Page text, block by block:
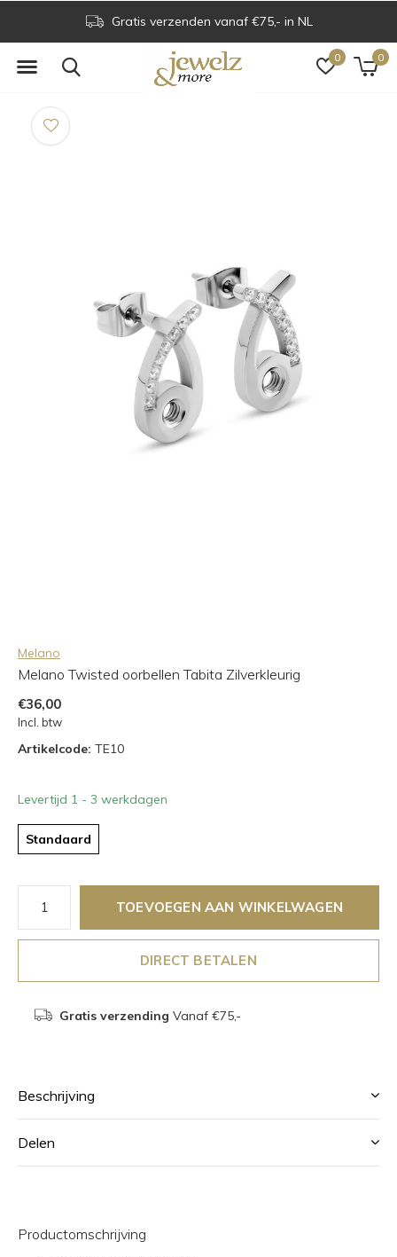
0 0
Gratis verzenden vanaf €75,- in NL
Melano
Melano Twisted oorbellen Tabita Zilverkleurig
€36,00
Incl. btw
Artikelcode: TE10
Levertijd 1 - 3 werkdagen
Standaard
TOEVOEGEN AAN WINKELWAGEN
DIRECT BETALEN
Gratis verzending Vanaf €75,-
Beschrijving
Delen
Productomschrijving